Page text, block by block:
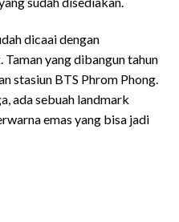
dicaai dengan
yang dibangun tahun
stasiun BTS Phrom Phong.
ada sebuah landmark
emas yang bisa jadi